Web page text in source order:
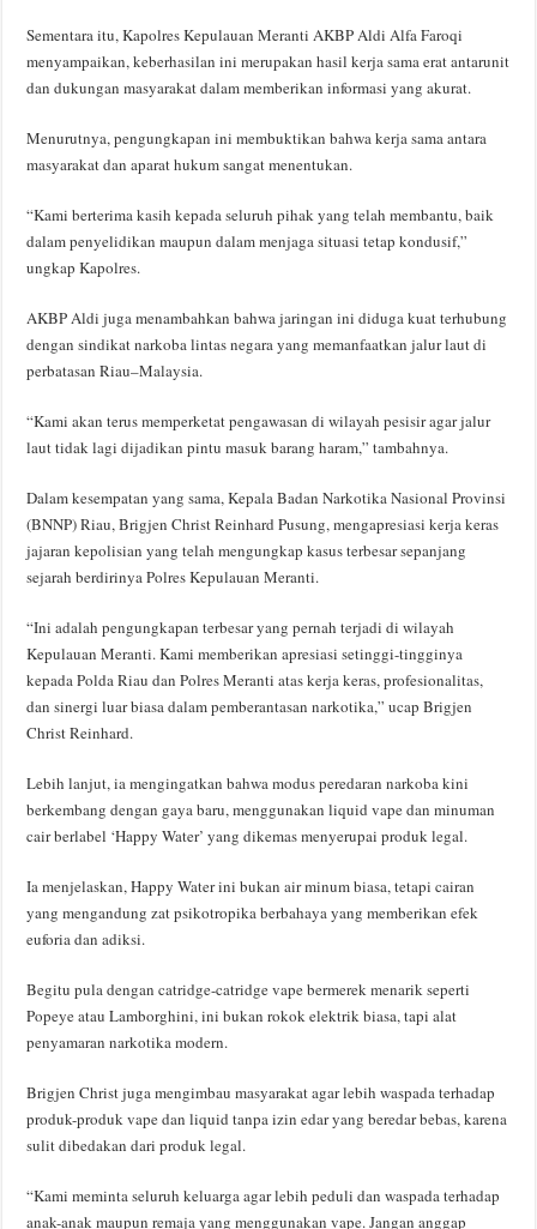
Sementara itu, Kapolres Kepulauan Meranti AKBP Aldi Alfa Faroqi
menyampaikan, keberhasilan ini merupakan hasil kerja sama erat antarunit
dan dukungan masyarakat dalam memberikan informasi yang akurat.
Menurutnya, pengungkapan ini membuktikan bahwa kerja sama antara
masyarakat dan aparat hukum sangat menentukan.
“Kami berterima kasih kepada seluruh pihak yang telah membantu, baik
dalam penyelidikan maupun dalam menjaga situasi tetap kondusif,”
ungkap Kapolres.
AKBP Aldi juga menambahkan bahwa jaringan ini diduga kuat terhubung
dengan sindikat narkoba lintas negara yang memanfaatkan jalur laut di
perbatasan Riau–Malaysia.
“Kami akan terus memperketat pengawasan di wilayah pesisir agar jalur
laut tidak lagi dijadikan pintu masuk barang haram,” tambahnya.
Dalam kesempatan yang sama, Kepala Badan Narkotika Nasional Provinsi
(BNNP) Riau, Brigjen Christ Reinhard Pusung, mengapresiasi kerja keras
jajaran kepolisian yang telah mengungkap kasus terbesar sepanjang
sejarah berdirinya Polres Kepulauan Meranti.
“Ini adalah pengungkapan terbesar yang pernah terjadi di wilayah
Kepulauan Meranti. Kami memberikan apresiasi setinggi-tingginya
kepada Polda Riau dan Polres Meranti atas kerja keras, profesionalitas,
dan sinergi luar biasa dalam pemberantasan narkotika,” ucap Brigjen
Christ Reinhard.
Lebih lanjut, ia mengingatkan bahwa modus peredaran narkoba kini
berkembang dengan gaya baru, menggunakan liquid vape dan minuman
cair berlabel ‘Happy Water’ yang dikemas menyerupai produk legal.
Ia menjelaskan, Happy Water ini bukan air minum biasa, tetapi cairan
yang mengandung zat psikotropika berbahaya yang memberikan efek
euforia dan adiksi.
Begitu pula dengan catridge-catridge vape bermerek menarik seperti
Popeye atau Lamborghini, ini bukan rokok elektrik biasa, tapi alat
penyamaran narkotika modern.
Brigjen Christ juga mengimbau masyarakat agar lebih waspada terhadap
produk-produk vape dan liquid tanpa izin edar yang beredar bebas, karena
sulit dibedakan dari produk legal.
“Kami meminta seluruh keluarga agar lebih peduli dan waspada terhadap
anak-anak maupun remaja yang menggunakan vape. Jangan anggap